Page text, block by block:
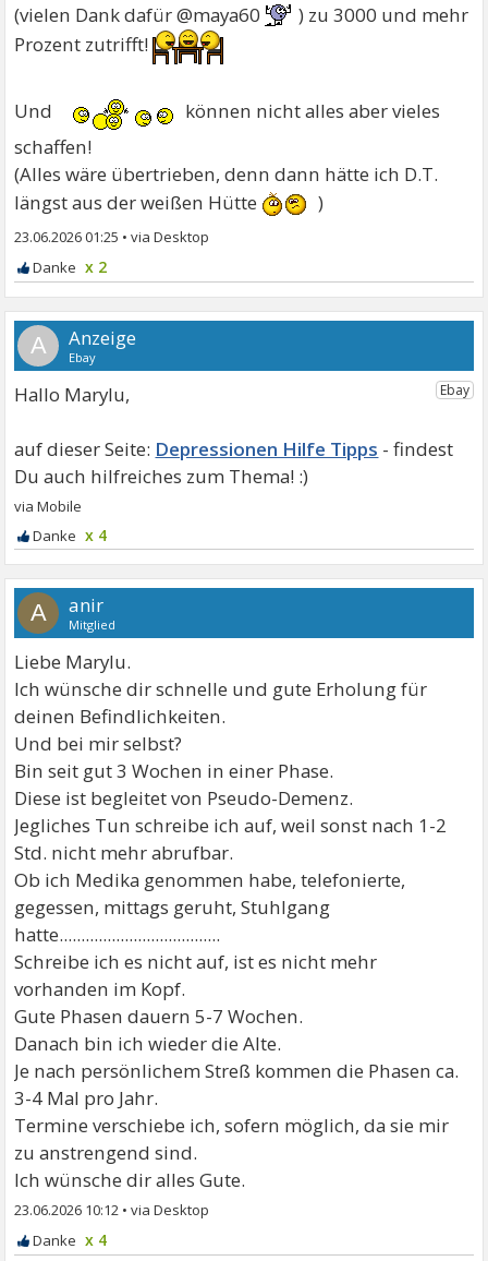
(vielen Dank dafür @maya60
) zu 3000 und mehr
Prozent zutrifft!
Und
können nicht alles aber vieles
schaffen!
(Alles wäre übertrieben, denn dann hätte ich D.T.
längst aus der weißen Hütte
)
23.06.2026 01:25 •
x 2
A
Hallo Marylu,
Depressionen Hilfe Tipps
x 4
A anir
Mitglied
Liebe Marylu.
Ich wünsche dir schnelle und gute Erholung für
deinen Befindlichkeiten.
Und bei mir selbst?
Bin seit gut 3 Wochen in einer Phase.
Diese ist begleitet von Pseudo-Demenz.
Jegliches Tun schreibe ich auf, weil sonst nach 1-2
Std. nicht mehr abrufbar.
Ob ich Medika genommen habe, telefonierte,
gegessen, mittags geruht, Stuhlgang
hatte.....................................
Schreibe ich es nicht auf, ist es nicht mehr
vorhanden im Kopf.
Gute Phasen dauern 5-7 Wochen.
Danach bin ich wieder die Alte.
Je nach persönlichem Streß kommen die Phasen ca.
3-4 Mal pro Jahr.
Termine verschiebe ich, sofern möglich, da sie mir
zu anstrengend sind.
Ich wünsche dir alles Gute.
23.06.2026 10:12 •
x 4